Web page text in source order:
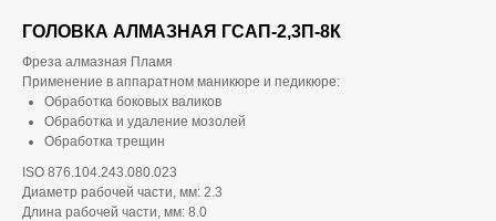
ГОЛОВКА АЛМАЗНАЯ ГСАП-2,3П-8К
Фреза алмазная Пламя
Применение в аппаратном маникюре и педикюре:
Обработка боковых валиков
Обработка и удаление мозолей
Обработка трещин
ISO 876.104.243.080.023
Диаметр рабочей части, мм: 2.3
Длина рабочей части, мм: 8.0